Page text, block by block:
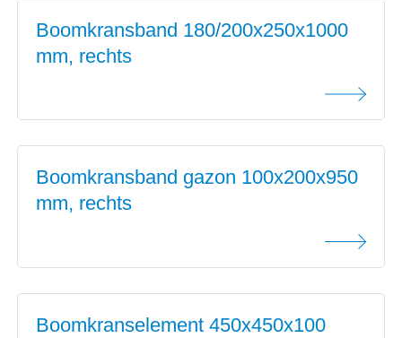
Boomkransband 180/200x250x1000
mm, rechts
Boomkransband gazon 100x200x950
mm, rechts
Boomkranselement 450x450x100